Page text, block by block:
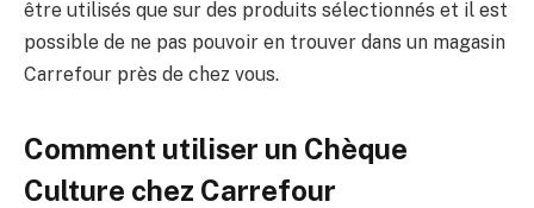
être utilisés que sur des produits sélectionnés et il est
possible de ne pas pouvoir en trouver dans un magasin
Carrefour près de chez vous.
Comment utiliser un Chèque
Culture chez Carrefour